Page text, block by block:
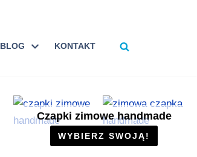
BLOG KONTAKT
Czapki zimowe handmade
WYBIERZ SWOJĄ!